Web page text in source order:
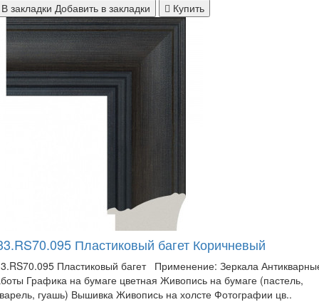
закладки Добавить в закладки Купить
Пластиковый багет Коричневый
Пластиковый багет Применение: Зеркала
Графика на бумаге цветная Живопись на бумаге (пастель,
гуашь) Вышивка Живопись на холсте Фотографии цв..